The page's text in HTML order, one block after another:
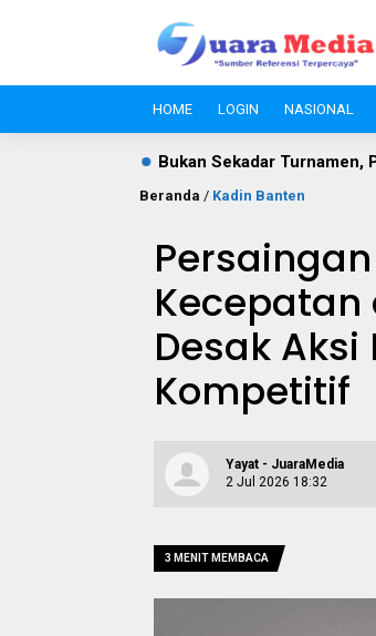
HOME LOGIN NASIONAL
Turnamen, Piala APDESI Cileles dan
Beranda / Kadin Banten
Kecepatan
Desak
Kompetitif
Yayat - JuaraMedia
2 Jul 2026 18:32
3 MENIT MEMBACA